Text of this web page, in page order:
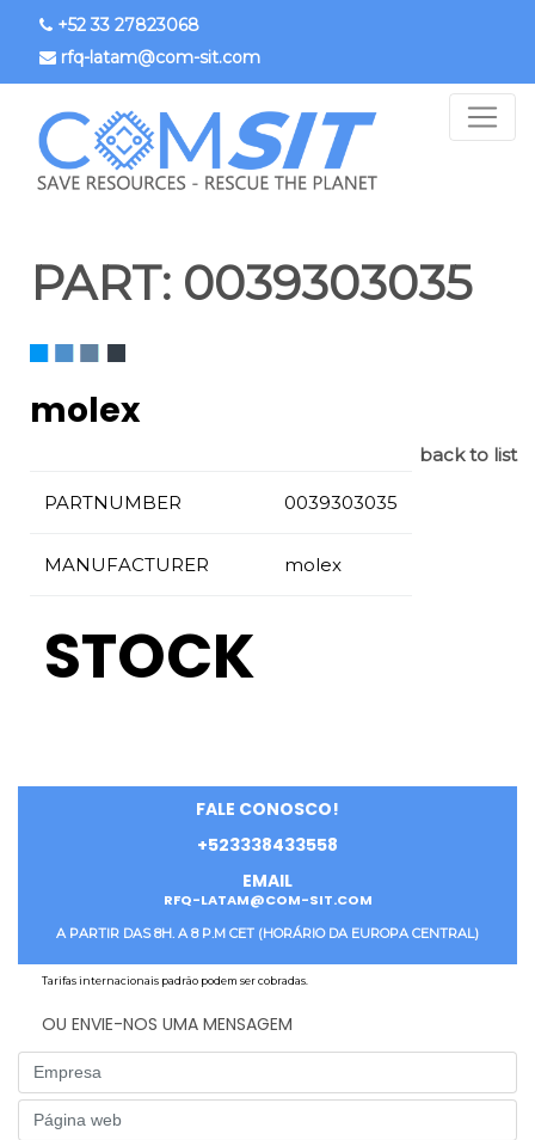
Passar
para
o
conteúdo
principal
+52 33 27823068
rfq-latam@com-sit.com
PART: 0039303035
molex
back to list
PARTNUMBER 0039303035
MANUFACTURER molex
STOCK
FALE CONOSCO!
+523338433558
EMAIL
RFQ-LATAM@COM-SIT.COM
A PARTIR DAS 8H. A 8 P.M CET (HORÁRIO DA EUROPA CENTRAL)
Tarifas internacionais padrão podem ser cobradas.
OU ENVIE-NOS UMA MENSAGEM
Company
Website